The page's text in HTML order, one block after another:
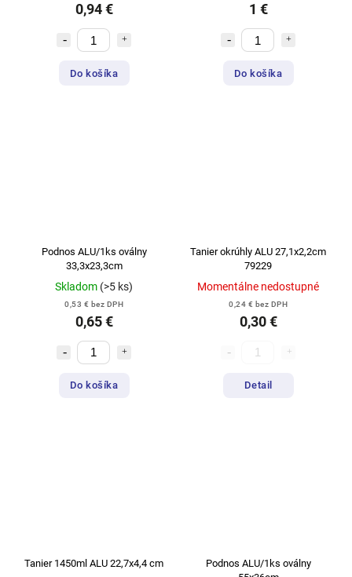
0,94 €
Do košíka
1 €
Do košíka
Podnos ALU/1ks oválny
33,3x23,3cm
Skladom (>5 ks)
0,53 € bez DPH
0,65 €
Do košíka
Tanier okrúhly ALU 27,1x2,2cm
79229
Momentálne nedostupné
0,24 € bez DPH
0,30 €
Detail
Tanier 1450ml ALU 22,7x4,4 cm
Podnos ALU/1ks oválny